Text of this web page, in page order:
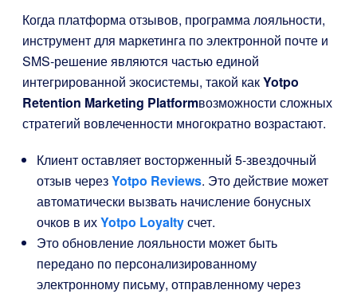
Когда платформа отзывов, программа лояльности,
инструмент для маркетинга по электронной почте и
SMS-решение являются частью единой
интегрированной экосистемы, такой какYotpo
Retention Marketing Platformвозможности сложных
стратегий вовлеченности многократно возрастают.
Клиент оставляет восторженный 5-звездочный
отзыв черезYotpo Reviews. Это действие может
автоматически вызвать начисление бонусных
очков в ихYotpo Loyaltyсчет.
Это обновление лояльности может быть
передано по персонализированному
электронному письму, отправленному через